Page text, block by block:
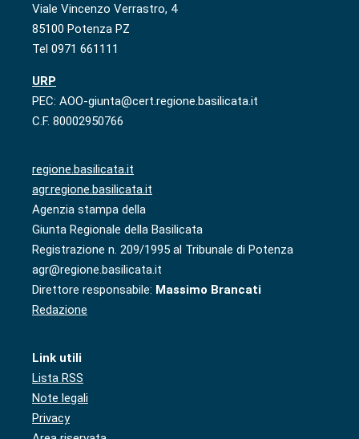
Viale Vincenzo Verrastro, 4
85100 Potenza PZ
Tel 0971 661111
URP
PEC: AOO-giunta@cert.regione.basilicata.it
C.F. 80002950766
regione.basilicata.it
agr.regione.basilicata.it
Agenzia stampa della
Giunta Regionale della Basilicata
Registrazione n. 209/1995 al Tribunale di Potenza
agr@regione.basilicata.it
Direttore responsabile: Massimo Brancati
Redazione
Link utili
Lista RSS
Note legali
Privacy